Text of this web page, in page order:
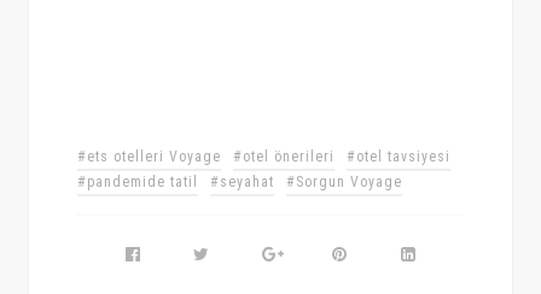
#ets otelleri Voyage #otel önerileri
#otel tavsiyesi
#pandemide tatil
#seyahat #Sorgun Voyage